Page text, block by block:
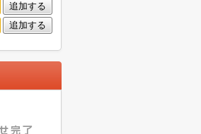
追加する
追加する